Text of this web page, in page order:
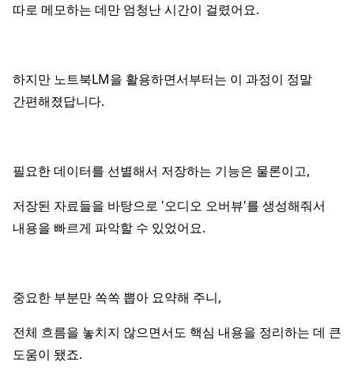
따로 메모하는 데만 엄청난 시간이 걸렸어요.
하지만 노트북LM을 활용하면서부터는 이 과정이 정말
간편해졌답니다.
필요한 데이터를 선별해서 저장하는 기능은 물론이고,
저장된 자료들을 바탕으로 '오디오 오버뷰'를 생성해줘서
내용을 빠르게 파악할 수 있었어요.
중요한 부분만 쏙쏙 뽑아 요약해 주니,
전체 흐름을 놓치지 않으면서도 핵심 내용을 정리하는 데 큰
도움이 됐죠.